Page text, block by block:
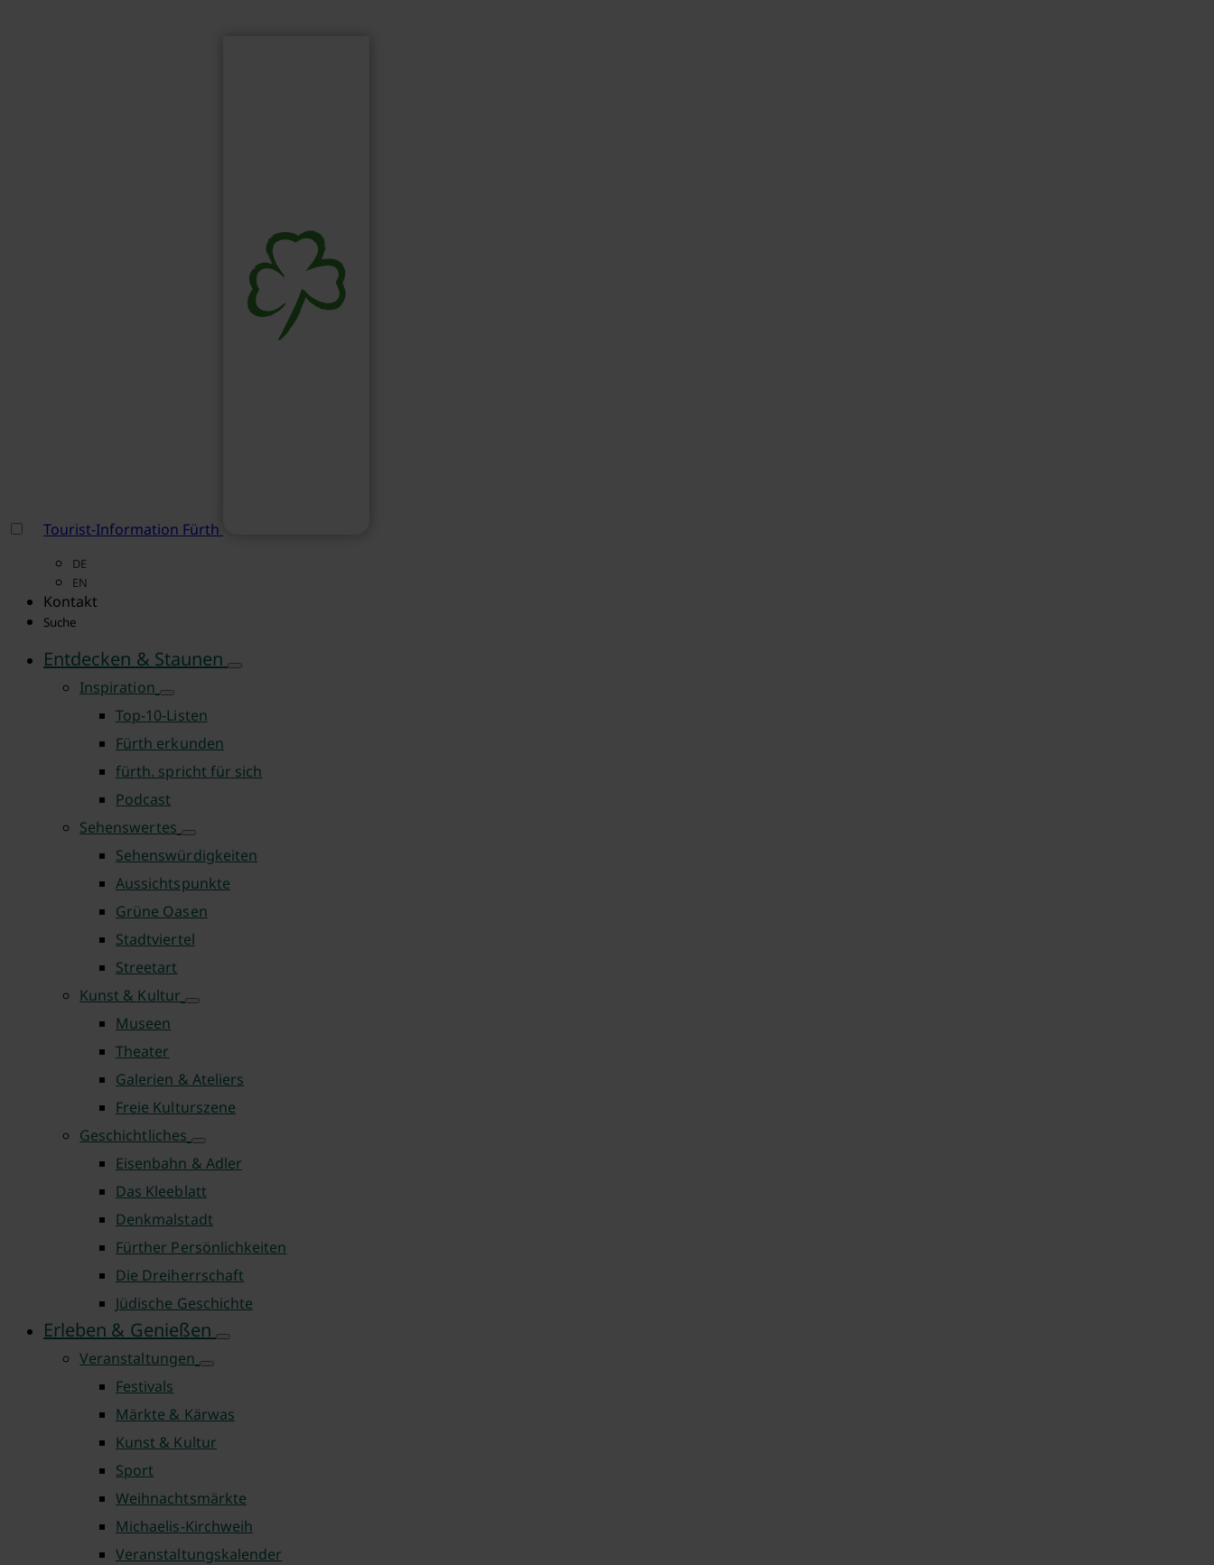
Tourist-Information Fürth
DE
EN
Kontakt
Suche
Entdecken & Staunen
Inspiration
Top-10-Listen
Fürth erkunden
fürth. spricht für sich
Podcast
Sehenswertes
Sehenswürdigkeiten
Aussichtspunkte
Grüne Oasen
Stadtviertel
Streetart
Kunst & Kultur
Museen
Theater
Galerien & Ateliers
Freie Kulturszene
Geschichtliches
Eisenbahn & Adler
Das Kleeblatt
Denkmalstadt
Fürther Persönlichkeiten
Die Dreiherrschaft
Jüdische Geschichte
Erleben & Genießen
Veranstaltungen
Festivals
Märkte & Kärwas
Kunst & Kultur
Sport
Weihnachtsmärkte
Michaelis-Kirchweih
Veranstaltungskalender